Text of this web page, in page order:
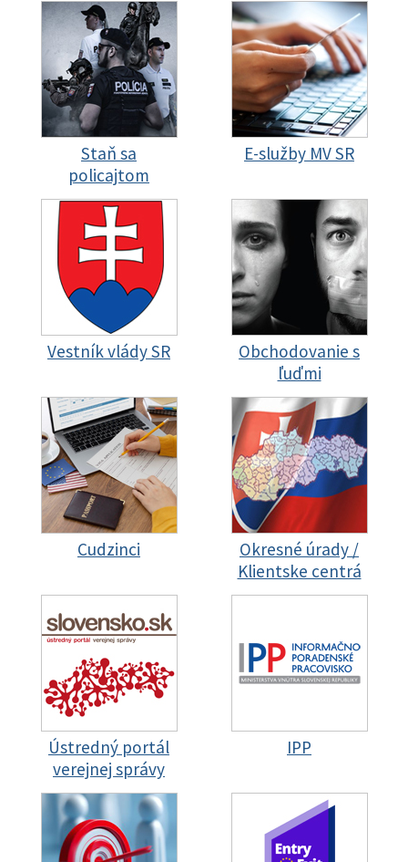
Staň sa
policajtom
E-služby MV SR
Vestník vlády SR
Obchodovanie s
ľuďmi
Cudzinci
Okresné úrady /
Klientske centrá
Ústredný portál
verejnej správy
IPP